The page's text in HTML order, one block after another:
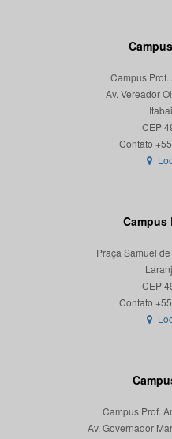
Campus
Av. Vereador
CEP
Campus
Praça Samuel
CEP
Campus Prof.
Av. Governador